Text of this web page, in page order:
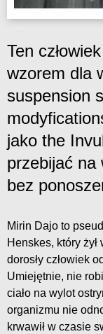
Ten
wzorem dla
suspension
jako the
przebijać na
bez
Mirin Dajo to
Henskes, który
dorosły człowiek
Umiejętnie, nie
ciało na wylot
organizmu nie
krwawił w czasie